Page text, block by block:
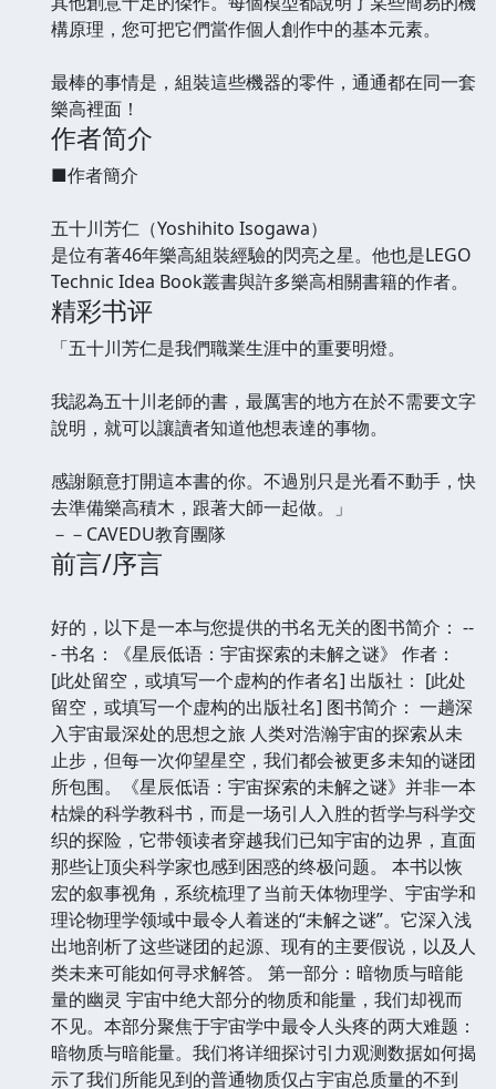
構原理，您可把它們當作個人創作中的基本元素。
最棒的事情是，組裝這些機器的零件，通通都在同一套
樂高裡面！
作者简介
■作者簡介
五十川芳仁（Yoshihito Isogawa）
是位有著46年樂高組裝經驗的閃亮之星。他也是LEGO
Technic Idea Book叢書與許多樂高相關書籍的作者。
精彩书评
「五十川芳仁是我們職業生涯中的重要明燈。
我認為五十川老師的書，最厲害的地方在於不需要文字
說明，就可以讓讀者知道他想表達的事物。
感謝願意打開這本書的你。不過別只是光看不動手，快
去準備樂高積木，跟著大師一起做。」
－－CAVEDU教育團隊
前言/序言
好的，以下是一本与您提供的书名无关的图书简介： --
- 书名：《星辰低语：宇宙探索的未解之谜》 作者：
[此处留空，或填写一个虚构的作者名] 出版社： [此处
留空，或填写一个虚构的出版社名] 图书简介： 一趟深
入宇宙最深处的思想之旅 人类对浩瀚宇宙的探索从未
止步，但每一次仰望星空，我们都会被更多未知的谜团
所包围。《星辰低语：宇宙探索的未解之谜》并非一本
枯燥的科学教科书，而是一场引人入胜的哲学与科学交
织的探险，它带领读者穿越我们已知宇宙的边界，直面
那些让顶尖科学家也感到困惑的终极问题。 本书以恢
宏的叙事视角，系统梳理了当前天体物理学、宇宙学和
理论物理学领域中最令人着迷的“未解之谜”。它深入浅
出地剖析了这些谜团的起源、现有的主要假说，以及人
类未来可能如何寻求解答。 第一部分：暗物质与暗能
量的幽灵 宇宙中绝大部分的物质和能量，我们却视而
不见。本部分聚焦于宇宙学中最令人头疼的两大难题：
暗物质与暗能量。我们将详细探讨引力观测数据如何揭
示了我们所能见到的普通物质仅占宇宙总质量的不到